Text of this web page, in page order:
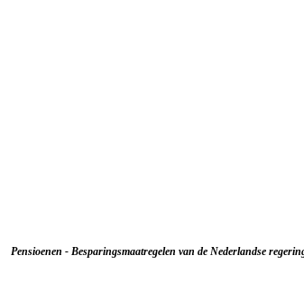
Pensioenen - Besparingsmaatregelen van de Nederlandse